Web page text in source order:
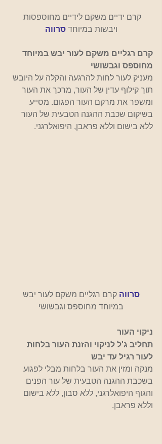
קרם ידיים משקם לידיים מחוספסות
ויבשות במיוחד סרווה
קרם רגליים משקם לעור יבש במיוחד
מחוספס וגבשושי
מעניק לעור לחות להרגעה והקלה על היובש
תוך קילוף עדין של העור, מרכך את העור
ומשפר את מרקם העור הפגום. מסייע
בשיקום שכבת ההגנה הטבעית של העור
ללא בישום וללא פראבן, היפואלרגני.
סרווה קרם רגליים משקם לעור יבש
במיוחד מחוספס וגבשושי
ניקוי העור
תחליב ג'ל לניקוי והזנת העור בלחות
לעור רגיל עד יבש
מנקה ומזין את העור בלחות מבלי לפגוע
בשכבת ההגנה הטבעית של עור הפנים
והגוף היפואלרגני, ללא סבון, ללא בישום
וללא פראבן.